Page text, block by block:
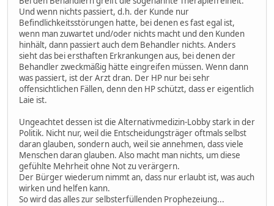
Und wenn nichts passiert, d.h. der Kunde nur
Befindlichkeitsstörungen hatte, bei denen es fast egal ist,
wenn man zuwartet und/oder nichts macht und den Kunden
hinhält, dann passiert auch dem Behandler nichts. Anders
sieht das bei ersthaften Erkrankungen aus, bei denen der
Behandler zweckmäßig hätte eingreifen müssen. Wenn dann
was passiert, ist der Arzt dran. Der HP nur bei sehr
offensichtlichen Fällen, denn den HP schützt, dass er eigentlich
Laie ist.
Ungeachtet dessen ist die Alternativmedizin-Lobby stark in der
Politik. Nicht nur, weil die Entscheidungsträger oftmals selbst
daran glauben, sondern auch, weil sie annehmen, dass viele
Menschen daran glauben. Also macht man nichts, um diese
gefühlte Mehrheit ohne Not zu verärgern.
Der Bürger wiederum nimmt an, dass nur erlaubt ist, was auch
wirken und helfen kann.
So wird das alles zur selbsterfüllenden Prophezeiung...